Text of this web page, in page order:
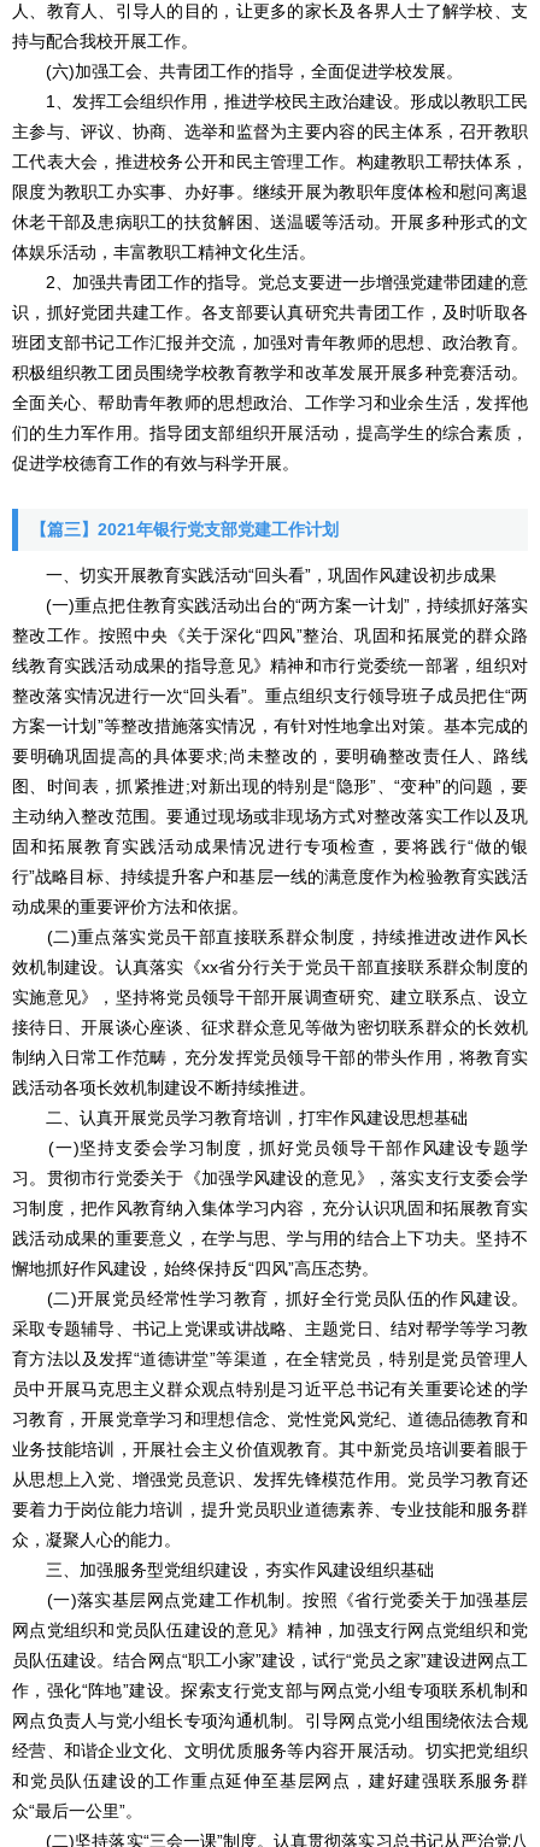
人、教育人、引导人的目的，让更多的家长及各界人士了解学校、支
持与配合我校开展工作。
(六)加强工会、共青团工作的指导，全面促进学校发展。
1、发挥工会组织作用，推进学校民主政治建设。形成以教职工民
主参与、评议、协商、选举和监督为主要内容的民主体系，召开教职
工代表大会，推进校务公开和民主管理工作。构建教职工帮扶体系，
限度为教职工办实事、办好事。继续开展为教职年度体检和慰问离退
休老干部及患病职工的扶贫解困、送温暖等活动。开展多种形式的文
体娱乐活动，丰富教职工精神文化生活。
2、加强共青团工作的指导。党总支要进一步增强党建带团建的意
识，抓好党团共建工作。各支部要认真研究共青团工作，及时听取各
班团支部书记工作汇报并交流，加强对青年教师的思想、政治教育。
积极组织教工团员围绕学校教育教学和改革发展开展多种竞赛活动。
全面关心、帮助青年教师的思想政治、工作学习和业余生活，发挥他
们的生力军作用。指导团支部组织开展活动，提高学生的综合素质，
促进学校德育工作的有效与科学开展。
【篇三】2021年银行党支部党建工作计划
一、切实开展教育实践活动“回头看”，巩固作风建设初步成果
(一)重点把住教育实践活动出台的“两方案一计划”，持续抓好落实
整改工作。按照中央《关于深化“四风”整治、巩固和拓展党的群众路
线教育实践活动成果的指导意见》精神和市行党委统一部署，组织对
整改落实情况进行一次“回头看”。重点组织支行领导班子成员把住“两
方案一计划”等整改措施落实情况，有针对性地拿出对策。基本完成的
要明确巩固提高的具体要求;尚未整改的，要明确整改责任人、路线
图、时间表，抓紧推进;对新出现的特别是“隐形”、“变种”的问题，要
主动纳入整改范围。要通过现场或非现场方式对整改落实工作以及巩
固和拓展教育实践活动成果情况进行专项检查，要将践行“做的银
行”战略目标、持续提升客户和基层一线的满意度作为检验教育实践活
动成果的重要评价方法和依据。
(二)重点落实党员干部直接联系群众制度，持续推进改进作风长
效机制建设。认真落实《xx省分行关于党员干部直接联系群众制度的
实施意见》，坚持将党员领导干部开展调查研究、建立联系点、设立
接待日、开展谈心座谈、征求群众意见等做为密切联系群众的长效机
制纳入日常工作范畴，充分发挥党员领导干部的带头作用，将教育实
践活动各项长效机制建设不断持续推进。
二、认真开展党员学习教育培训，打牢作风建设思想基础
(一)坚持支委会学习制度，抓好党员领导干部作风建设专题学
习。贯彻市行党委关于《加强学风建设的意见》，落实支行支委会学
习制度，把作风教育纳入集体学习内容，充分认识巩固和拓展教育实
践活动成果的重要意义，在学与思、学与用的结合上下功夫。坚持不
懈地抓好作风建设，始终保持反“四风”高压态势。
(二)开展党员经常性学习教育，抓好全行党员队伍的作风建设。
采取专题辅导、书记上党课或讲战略、主题党日、结对帮学等学习教
育方法以及发挥“道德讲堂”等渠道，在全辖党员，特别是党员管理人
员中开展马克思主义群众观点特别是习近平总书记有关重要论述的学
习教育，开展党章学习和理想信念、党性党风党纪、道德品德教育和
业务技能培训，开展社会主义价值观教育。其中新党员培训要着眼于
从思想上入党、增强党员意识、发挥先锋模范作用。党员学习教育还
要着力于岗位能力培训，提升党员职业道德素养、专业技能和服务群
众，凝聚人心的能力。
三、加强服务型党组织建设，夯实作风建设组织基础
(一)落实基层网点党建工作机制。按照《省行党委关于加强基层
网点党组织和党员队伍建设的意见》精神，加强支行网点党组织和党
员队伍建设。结合网点“职工小家”建设，试行“党员之家”建设进网点工
作，强化“阵地”建设。探索支行党支部与网点党小组专项联系机制和
网点负责人与党小组长专项沟通机制。引导网点党小组围绕依法合规
经营、和谐企业文化、文明优质服务等内容开展活动。切实把党组织
和党员队伍建设的工作重点延伸至基层网点，建好建强联系服务群
众“最后一公里”。
(二)坚持落实“三会一课”制度。认真贯彻落实习总书记从严治党八